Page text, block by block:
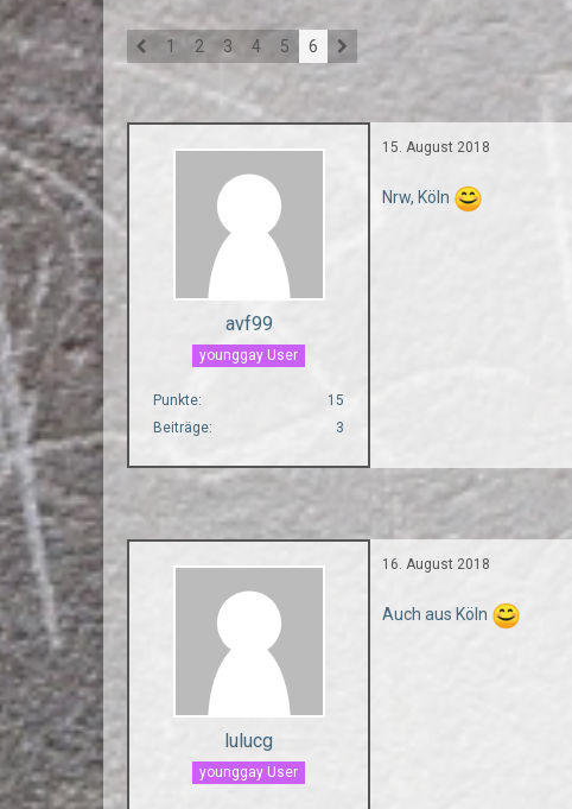
1 2 3 4 5 6
avf99
younggay User
Punkte
15
Beiträge
3
15. August 2018
Nrw, Köln
lulucg
younggay User
16. August 2018
Auch aus Köln